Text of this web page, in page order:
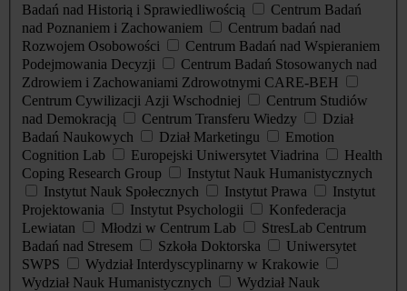
Badań nad Historią i Sprawiedliwością
Centrum Badań
nad Poznaniem i Zachowaniem
Centrum badań nad
Rozwojem Osobowości
Centrum Badań nad Wspieraniem
Podejmowania Decyzji
Centrum Badań Stosowanych nad
Zdrowiem i Zachowaniami Zdrowotnymi CARE-BEH
Centrum Cywilizacji Azji Wschodniej
Centrum Studiów
nad Demokracją
Centrum Transferu Wiedzy
Dział
Badań Naukowych
Dział Marketingu
Emotion
Cognition Lab
Europejski Uniwersytet Viadrina
Health
Coping Research Group
Instytut Nauk Humanistycznych
Instytut Nauk Społecznych
Instytut Prawa
Instytut
Projektowania
Instytut Psychologii
Konfederacja
Lewiatan
Młodzi w Centrum Lab
StresLab Centrum
Badań nad Stresem
Szkoła Doktorska
Uniwersytet
SWPS
Wydział Interdyscyplinarny w Krakowie
Wydział Nauk Humanistycznych
Wydział Nauk